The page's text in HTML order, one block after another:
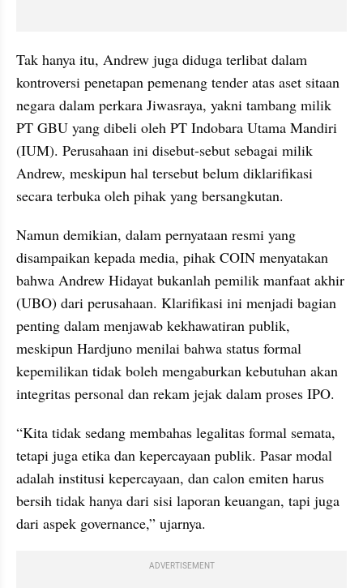
Tak hanya itu, Andrew juga diduga terlibat dalam
kontroversi penetapan pemenang tender atas aset sitaan
negara dalam perkara Jiwasraya, yakni tambang milik
PT GBU yang dibeli oleh PT Indobara Utama Mandiri
(IUM). Perusahaan ini disebut-sebut sebagai milik
Andrew, meskipun hal tersebut belum diklarifikasi
secara terbuka oleh pihak yang bersangkutan.
Namun demikian, dalam pernyataan resmi yang
disampaikan kepada media, pihak COIN menyatakan
bahwa Andrew Hidayat bukanlah pemilik manfaat akhir
(UBO) dari perusahaan. Klarifikasi ini menjadi bagian
penting dalam menjawab kekhawatiran publik,
meskipun Hardjuno menilai bahwa status formal
kepemilikan tidak boleh mengaburkan kebutuhan akan
integritas personal dan rekam jejak dalam proses IPO.
“Kita tidak sedang membahas legalitas formal semata,
tetapi juga etika dan kepercayaan publik. Pasar modal
adalah institusi kepercayaan, dan calon emiten harus
bersih tidak hanya dari sisi laporan keuangan, tapi juga
dari aspek governance,” ujarnya.
ADVERTISEMENT